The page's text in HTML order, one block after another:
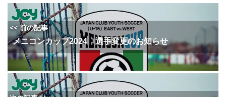
<< 前の記事
メニコンカップ2024 選手変更のお知らせ